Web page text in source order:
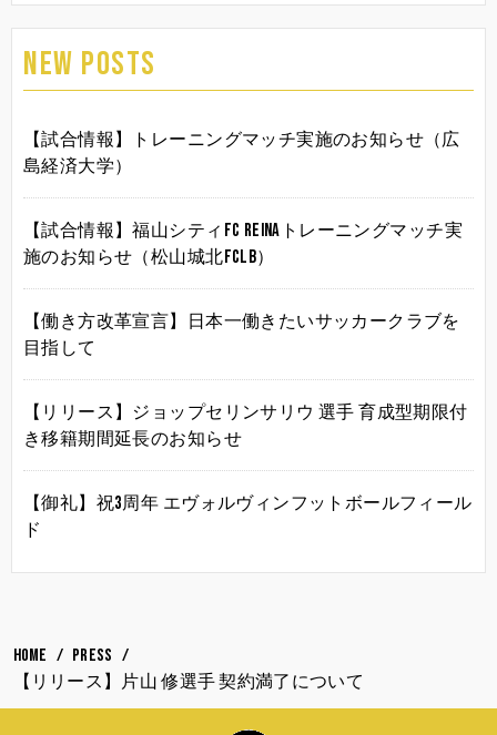
NEW POSTS
【試合情報】トレーニングマッチ実施のお知らせ（広
島経済大学）
【試合情報】福山シティFC Reinaトレーニングマッチ実
施のお知らせ（松山城北FCLB）
【働き方改革宣言】日本一働きたいサッカークラブを
目指して
【リリース】ジョップセリンサリウ 選手 育成型期限付
き移籍期間延長のお知らせ
【御礼】祝3周年 エヴォルヴィンフットボールフィール
ド
HOME
PRESS
【リリース】片山 修選手 契約満了について